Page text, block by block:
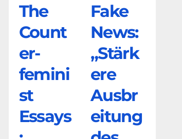
The
Count
er­
femini
st
Essays
Fake
News:
„Stärk
ere
Ausbr
eitung